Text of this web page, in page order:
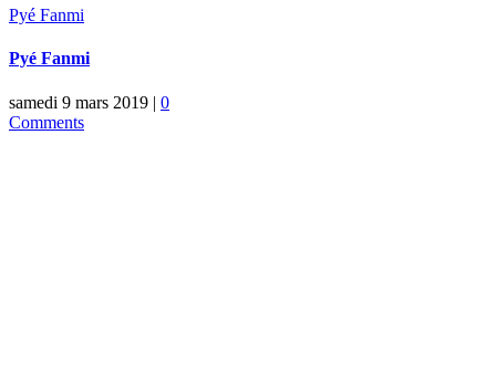
Pyé Fanmi
Pyé Fanmi
samedi 9 mars 2019 | 0
Comments